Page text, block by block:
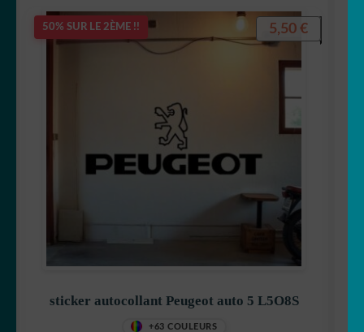
50% SUR LE 2ÈME !!
sticker autocollant Peugeot auto 5 L5O8S
+63 COULEURS
5,50 €